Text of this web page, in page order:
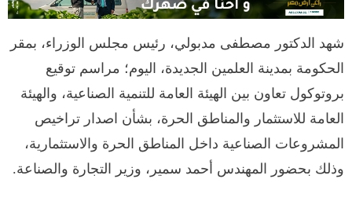
شهد الدكتور مصطفى مدبولي، رئيس مجلس الوزراء، بمقر
الحكومة بمدينة العلمين الجديدة، اليوم؛ مراسم توقيع
بروتوكول تعاون بين الهيئة العامة للتنمية الصناعية، والهيئة
العامة للاستثمار والمناطق الحرة، بشأن اصدار تراخيص
المشروعات الصناعية داخل المناطق الحرة والاستثمارية،
وذلك بحضور المهندس أحمد سمير، وزير التجارة والصناعة.